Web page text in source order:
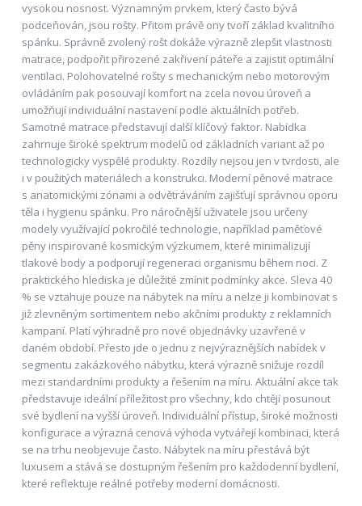
vysokou nosnost. Významným prvkem, který často bývá
podceňován, jsou rošty. Přitom právě ony tvoří základ kvalitního
spánku. Správně zvolený rošt dokáže výrazně zlepšit vlastnosti
matrace, podpořit přirozené zakřivení páteře a zajistit optimální
ventilaci. Polohovatelné rošty s mechanickým nebo motorovým
ovládáním pak posouvají komfort na zcela novou úroveň a
umožňují individuální nastavení podle aktuálních potřeb.
Samotné matrace představují další klíčový faktor. Nabídka
zahrnuje široké spektrum modelů od základních variant až po
technologicky vyspělé produkty. Rozdíly nejsou jen v tvrdosti, ale
i v použitých materiálech a konstrukci. Moderní pěnové matrace
s anatomickými zónami a odvětráváním zajišťují správnou oporu
těla i hygienu spánku. Pro náročnější uživatele jsou určeny
modely využívající pokročilé technologie, například paměťové
pěny inspirované kosmickým výzkumem, které minimalizují
tlakové body a podporují regeneraci organismu během noci. Z
praktického hlediska je důležité zmínit podmínky akce. Sleva 40
% se vztahuje pouze na nábytek na míru a nelze ji kombinovat s
již zlevněným sortimentem nebo akčními produkty z reklamních
kampaní. Platí výhradně pro nové objednávky uzavřené v
daném období. Přesto jde o jednu z nejvýraznějších nabídek v
segmentu zakázkového nábytku, která výrazně snižuje rozdíl
mezi standardními produkty a řešením na míru. Aktuální akce tak
představuje ideální příležitost pro všechny, kdo chtějí posunout
své bydlení na vyšší úroveň. Individuální přístup, široké možnosti
konfigurace a výrazná cenová výhoda vytvářejí kombinaci, která
se na trhu neobjevuje často. Nábytek na míru přestává být
luxusem a stává se dostupným řešením pro každodenní bydlení,
které reflektuje reálné potřeby moderní domácnosti.